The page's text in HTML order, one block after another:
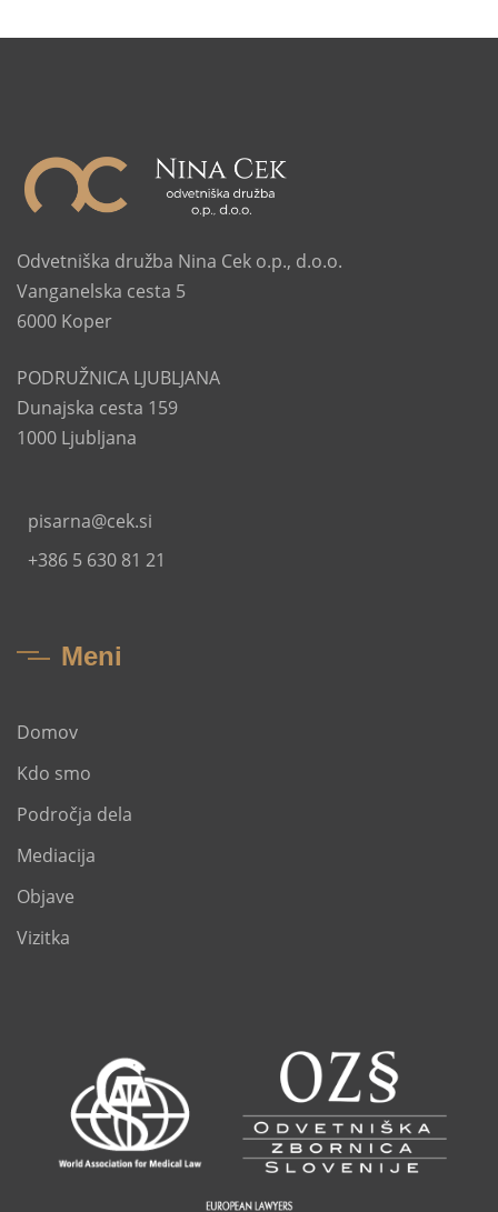
Odvetniška družba Nina Cek o.p., d.o.o.
Vanganelska cesta 5
6000 Koper
PODRUŽNICA LJUBLJANA
Dunajska cesta 159
1000 Ljubljana
pisarna@cek.si
+386 5 630 81 21
Meni
Domov
Kdo smo
Področja dela
Mediacija
Objave
Vizitka